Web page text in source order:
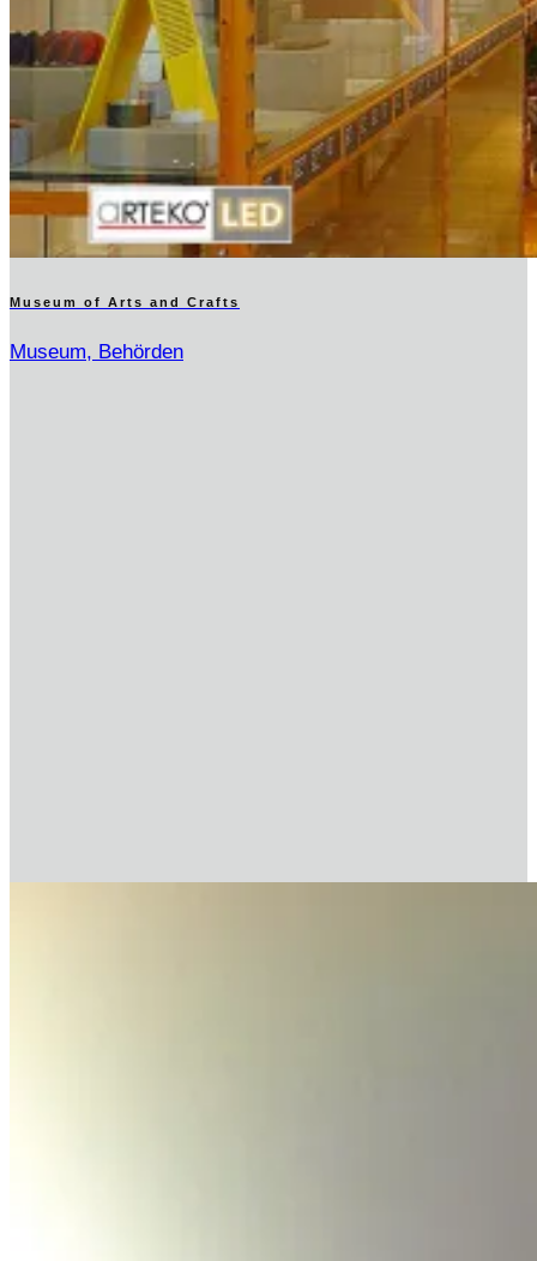
Museum of Arts and Crafts
Museum, Behörden